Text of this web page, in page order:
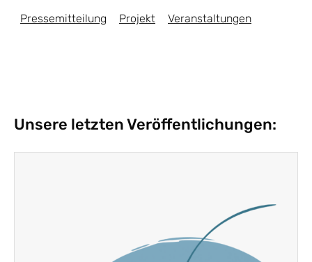
Pressemitteilung Projekt Veranstaltungen
Unsere letzten Veröffentlichungen: